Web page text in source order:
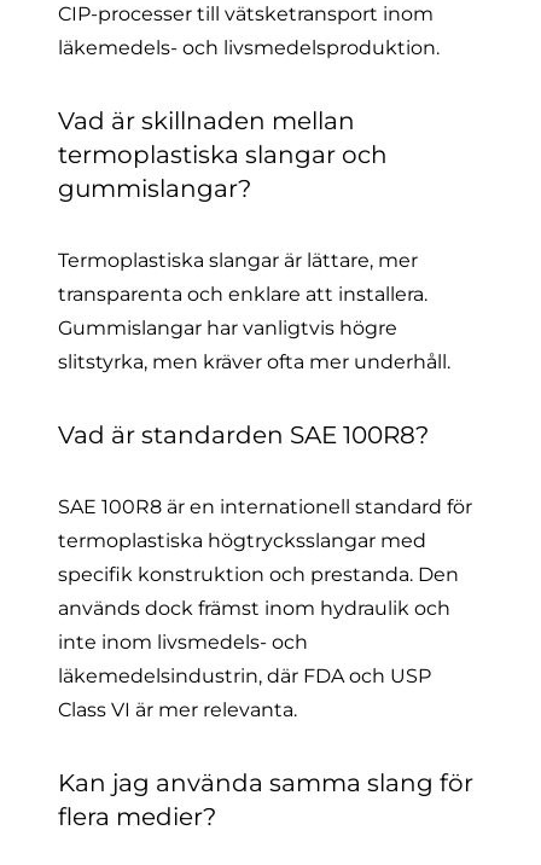
CIP-processer till vätsketransport inom
läkemedels- och livsmedelsproduktion.
Vad är skillnaden mellan
termoplastiska slangar och
gummislangar?
Termoplastiska slangar är lättare, mer
transparenta och enklare att installera.
Gummislangar har vanligtvis högre
slitstyrka, men kräver ofta mer underhåll.
Vad är standarden SAE 100R8?
SAE 100R8 är en internationell standard för
termoplastiska högtrycksslangar med
specifik konstruktion och prestanda. Den
används dock främst inom hydraulik och
inte inom livsmedels- och
läkemedelsindustrin, där FDA och USP
Class VI är mer relevanta.
Kan jag använda samma slang för
flera medier?